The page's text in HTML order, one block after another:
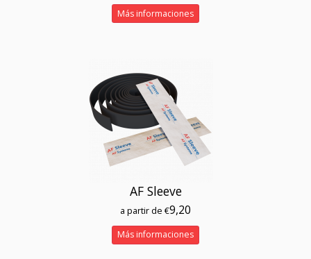
Más informaciones
AF Sleeve
a partir de €9,20
Más informaciones